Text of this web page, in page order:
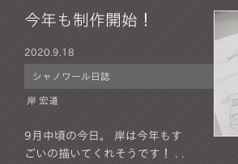
今年も制作開始！
2020. 9.18
シャノワール日誌
岸 宏道
9月中頃の今日。 岸は今年もす
ごいの描いてくれそうです！ . .